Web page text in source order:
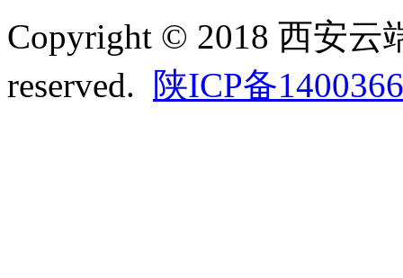
Copyright © 2018 西安
reserved. 陕ICP备